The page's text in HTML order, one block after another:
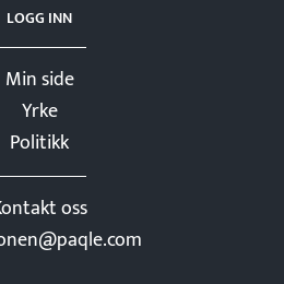
Min side
Yrke
Politikk
oss
LOGG INN